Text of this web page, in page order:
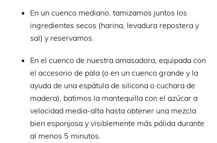
En un cuenco mediano, tamizamos juntos los
ingredientes secos (harina, levadura repostera y
sal) y reservamos.
En el cuenco de nuestra amasadora, equipada con
el accesorio de pala (o en un cuenco grande y la
ayuda de una espátula de silicona o cuchara de
madera), batimos la mantequilla con el azúcar a
velocidad media-alta hasta obtener una mezcla
bien esponjosa y visiblemente más pálida durante
al menos 5 minutos.